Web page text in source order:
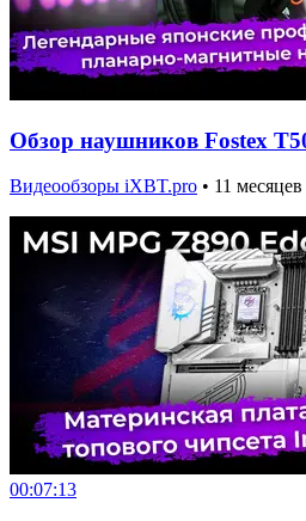
Обзор наушников Fostex
Видеообзоры iXBT.pro • 11 месяцев
00:07:13